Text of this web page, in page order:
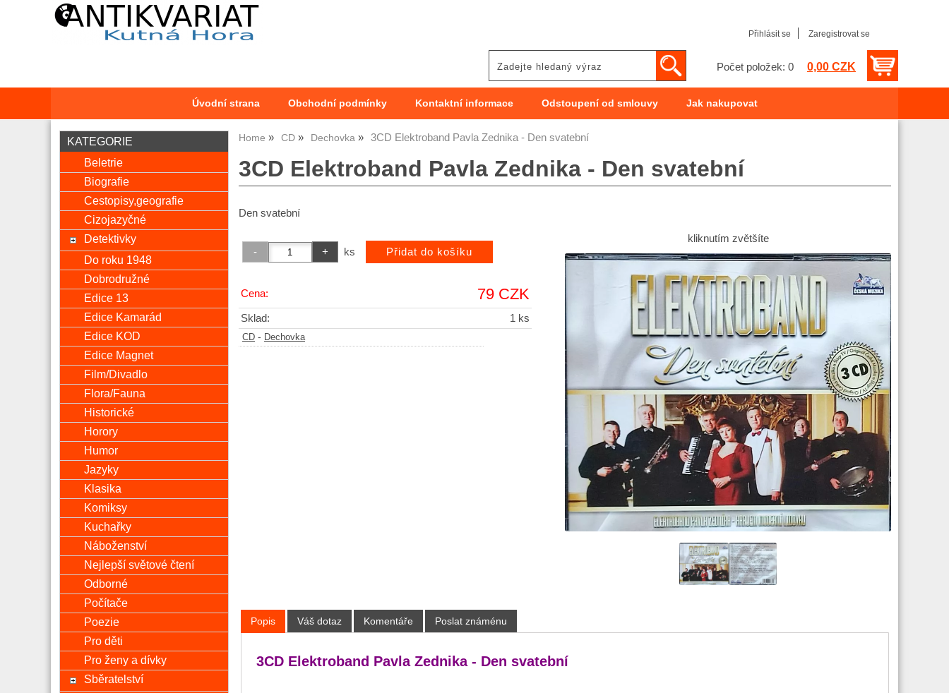
Přihlásit se Zaregistrovat se
Počet položek: 0 0,00 CZK
Úvodní strana Obchodní podmínky Kontaktní informace Odstoupení od smlouvy Jak nakupovat
Home CD Dechovka 3CD Elektroband Pavla Zednika - Den svatební
3CD Elektroband Pavla Zednika - Den svatební
Den svatební
kliknutím zvětšíte
ks
Cena: 79 CZK
Sklad: 1 ks
CD - Dechovka
Popis Váš dotaz Komentáře Poslat známénu
3CD Elektroband Pavla Zednika - Den svatební
KATEGORIE
Beletrie
Biografie
Cestopisy,geografie
Cizojazyčné
Detektivky
Do roku 1948
Dobrodružné
Edice 13
Edice Kamarád
Edice KOD
Edice Magnet
Film/Divadlo
Flora/Fauna
Historické
Horory
Humor
Jazyky
Klasika
Komiksy
Kuchařky
Náboženství
Nejlepší světové čtení
Odborné
Počítače
Poezie
Pro děti
Pro ženy a dívky
Sběratelství